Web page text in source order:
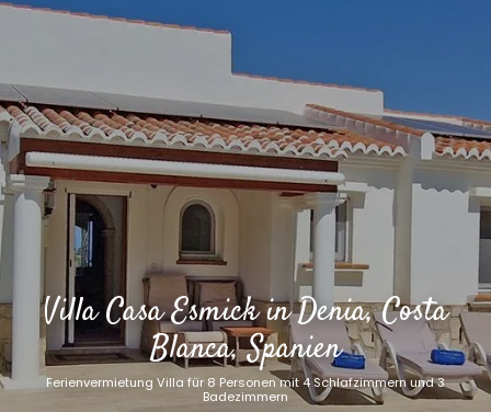
Villa Casa Esmick in Denia, Costa
Blanca, Spanien
Ferienvermietung Villa für 8 Personen mit 4 Schlafzimmern und 3
Badezimmern